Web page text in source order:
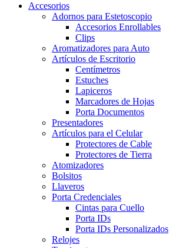
Accesorios
Adornos para Estetoscopio
Accesorios Enrollables
Clips
Aromatizadores para Auto
Artículos de Escritorio
Centímetros
Estuches
Lapiceros
Marcadores de Hojas
Porta Documentos
Presentadores
Artículos para el Celular
Protectores de Cable
Protectores de Tierra
Atomizadores
Bolsitos
Llaveros
Porta Credenciales
Cintas para Cuello
Porta IDs
Porta IDs Personalizados
Relojes